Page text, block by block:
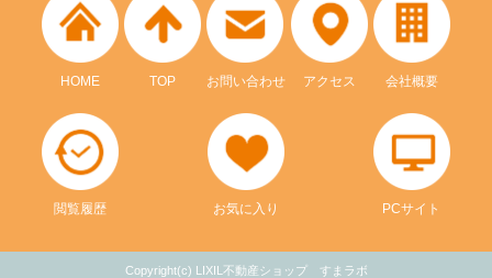
HOME TOP お問い合わせ アクセス 会社概要
閲覧履歴 お気に入り PCサイト
Copyright(c) LIXIL不動産ショップ すまラボ